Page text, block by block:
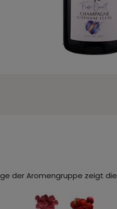
der Aromengruppe zeigt die